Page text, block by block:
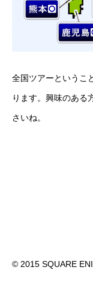
全国ツアーというこ
ります。興味のある
さいね。
© 2015 SQUARE